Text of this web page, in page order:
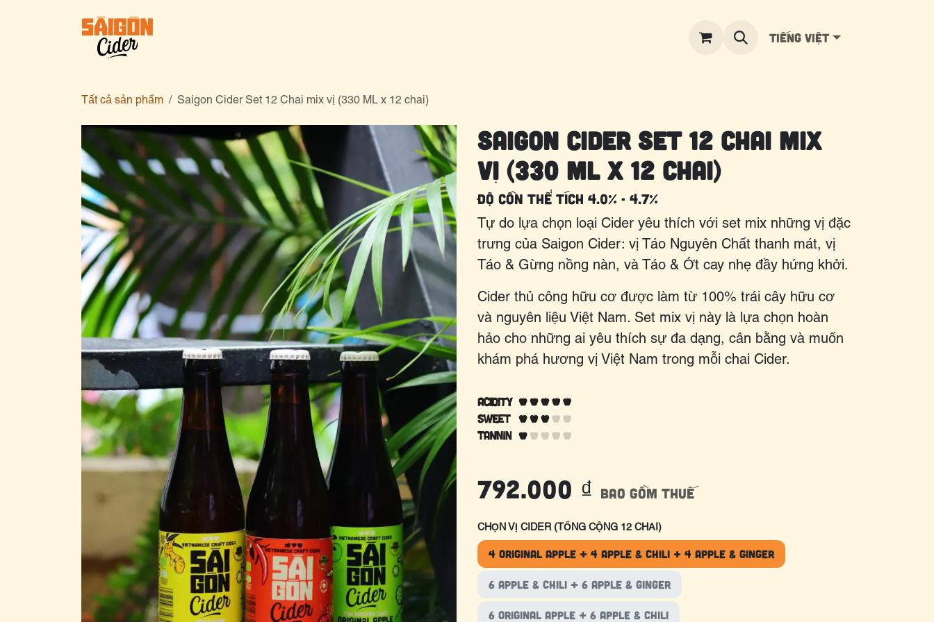
Tiếng Việt
Tất cả sản phẩm Saigon Cider Set 12 Chai mix vị (330 ML x 12 chai)
Saigon Cider Set 12 Chai mix
vị (330 ML x 12 chai)
độ cồn thể tích 4.0% - 4.7%
Tự do lựa chọn loại Cider yêu thích với set mix những vị đặc
trưng của Saigon Cider: vị Táo Nguyên Chất thanh mát, vị
Táo & Gừng nồng nàn, và Táo & Ớt cay nhẹ đầy hứng khởi.
Cider thủ công hữu cơ được làm từ 100% trái cây hữu cơ
và nguyên liệu Việt Nam. Set mix vị này là lựa chọn hoàn
hảo cho những ai yêu thích sự đa dạng, cân bằng và muốn
khám phá hương vị Việt Nam trong mỗi chai Cider.
792.000 ₫ Bao gồm thuế
CHỌN VỊ CIDER (TỔNG CỘNG 12 CHAI)
4 Original Apple + 4 Apple & Chili + 4 Apple & Ginger
6 Apple & Chili + 6 Apple & Ginger
6 Original Apple + 6 Apple & Chili